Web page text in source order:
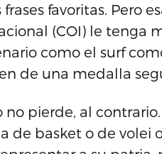
frases favoritas. Pero
(COI) le tenga
como el surf
de una medalla
no pierde, al
de basket o de